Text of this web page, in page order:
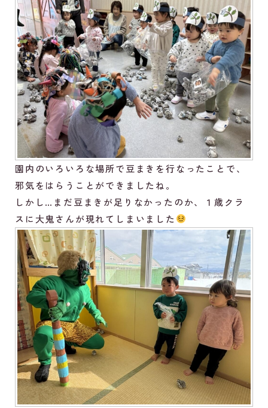
園内のいろいろな場所で豆まきを行なったことで、
邪気をはらうことができましたね。
しかし…まだ豆まきが足りなかったのか、１歳クラ
スに大鬼さんが現れてしまいました